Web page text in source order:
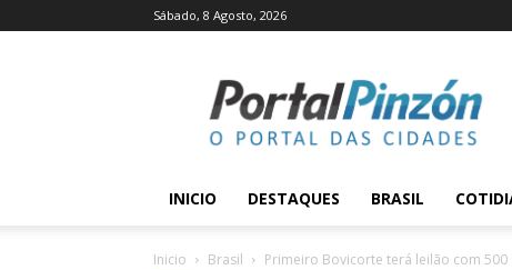
Sábado, 8 Agosto, 2026
Pinzón
INICIO DESTAQUES BRASIL
Inicio Brasil Primeiro Bovicorte terá leilão com